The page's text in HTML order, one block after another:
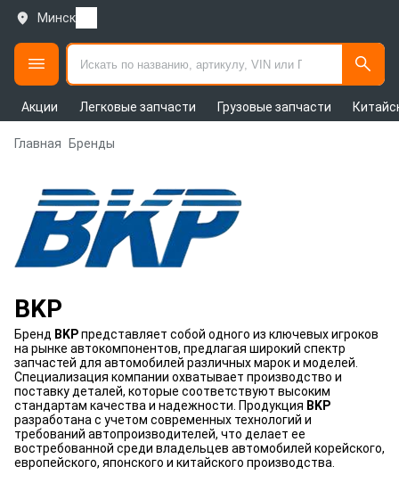
Минск
Акции Легковые запчасти Грузовые запчасти
Главная Бренды
BKP
Бренд BKPпредставляет собой одного из ключевых игроков
на рынке автокомпонентов, предлагая широкий спектр
запчастей для автомобилей различных марок и моделей.
Специализация компании охватывает производство и
поставку деталей, которые соответствуют высоким
стандартам качества и надежности. Продукция BKP
разработана с учетом современных технологий и
требований автопроизводителей, что делает ее
востребованной среди владельцев автомобилей корейского,
европейского, японского и китайского производства.